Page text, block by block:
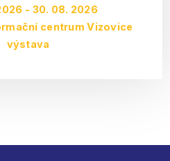
- 30. 08. 2026
centrum Vizovice
výstava